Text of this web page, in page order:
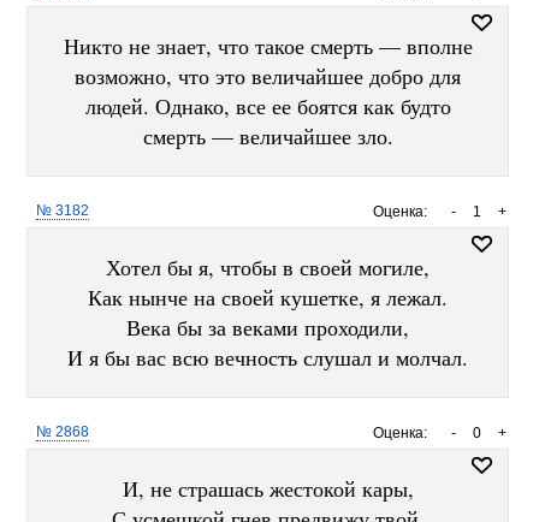
Никто не знает, что такое смерть — вполне
возможно, что это величайшее добро для
людей. Однако, все ее боятся как будто
смерть — величайшее зло.
Оценка: +
1
-
№ 3182
Хотел бы я, чтобы в своей могиле,
Как нынче на своей кушетке, я лежал.
Века бы за веками проходили,
И я бы вас всю вечность слушал и молчал.
Оценка: +
0
-
№ 2868
И, не страшась жестокой кары,